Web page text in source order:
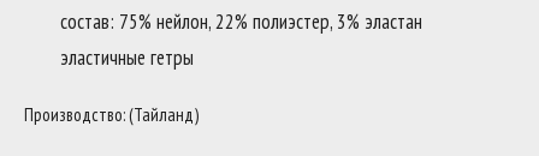
состав: 75% нейлон, 22% полиэстер, 3% эластан
эластичные гетры
Производство: (Тайланд)